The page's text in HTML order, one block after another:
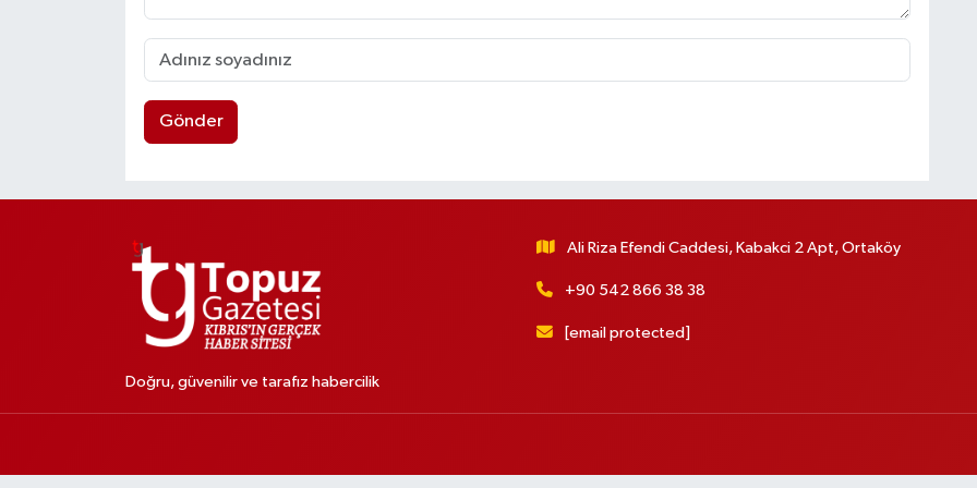
Gönder
Doğru, güvenilir ve tarafız habercilik
Ali Riza Efendi Caddesi, Kabakci 2 Apt, Ortaköy
+90 542 866 38 38
[email protected]